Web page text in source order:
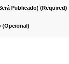
Publicado) (required)
(opcional)